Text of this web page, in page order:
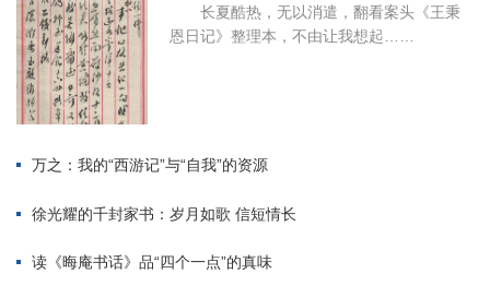
长夏酷热，无以消遣，翻看案头《王秉
恩日记》整理本，不由让我想起……
万之：我的“西游记”与“自我”的资源
徐光耀的千封家书：岁月如歌 信短情长
读《晦庵书话》品“四个一点”的真味